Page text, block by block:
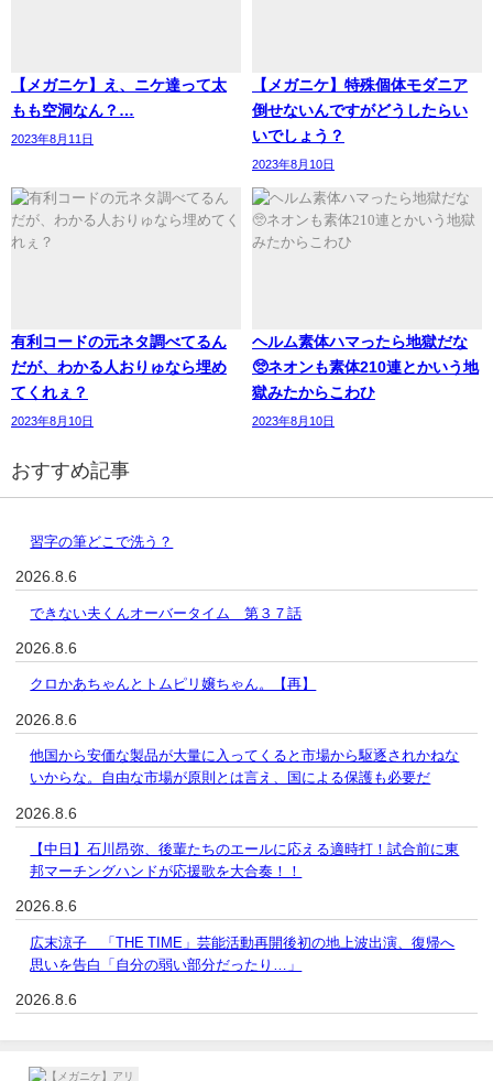
【メガニケ】え、ニケ達って太
もも空洞なん？…
2023年8月11日
【メガニケ】特殊個体モダニア
倒せないんですがどうしたらい
いでしょう？
2023年8月10日
有利コードの元ネタ調べてるん
だが、わかる人おりゅなら埋め
てくれぇ？
2023年8月10日
ヘルム素体ハマったら地獄だな
🥺ネオンも素体210連とかいう地
獄みたからこわひ
2023年8月10日
おすすめ記事
習字の筆どこで洗う？
2026.8.6
できない夫くんオーバータイム 第３７話
2026.8.6
クロかあちゃんとトムピリ嬢ちゃん。【再】
2026.8.6
他国から安価な製品が大量に入ってくると市場から駆逐されかねな
いからな。自由な市場が原則とは言え、国による保護も必要だ
2026.8.6
【中日】石川昂弥、後輩たちのエールに応える適時打！試合前に東
邦マーチングハンドが応援歌を大合奏！！
2026.8.6
広末涼子 「THE TIME」芸能活動再開後初の地上波出演、復帰へ
思いを告白「自分の弱い部分だったり…」
2026.8.6